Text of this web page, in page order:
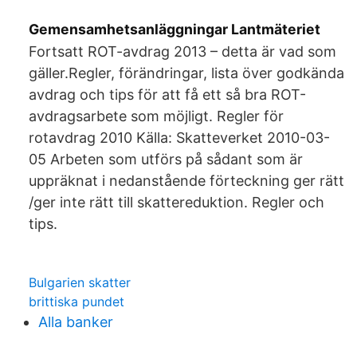
Gemensamhetsanläggningar Lantmäteriet
Fortsatt ROT-avdrag 2013 – detta är vad som
gäller.Regler, förändringar, lista över godkända
avdrag och tips för att få ett så bra ROT-
avdragsarbete som möjligt. Regler för
rotavdrag 2010 Källa: Skatteverket 2010-03-
05 Arbeten som utförs på sådant som är
uppräknat i nedanstående förteckning ger rätt
/ger inte rätt till skattereduktion. Regler och
tips.
Bulgarien skatter
brittiska pundet
Alla banker